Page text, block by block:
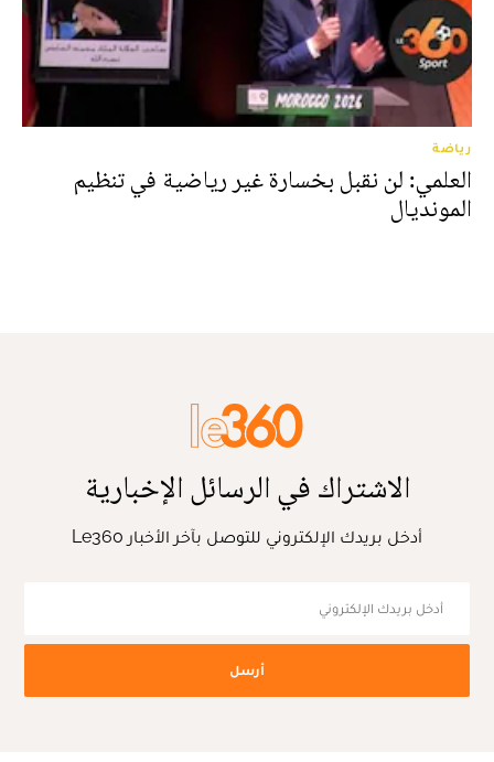
رياضة
العلمي: لن نقبل بخسارة غير رياضية في تنظيم
المونديال
الاشتراك في الرسائل الإخبارية
أدخل بريدك الإلكتروني للتوصل بآخر الأخبار Le360
أرسل